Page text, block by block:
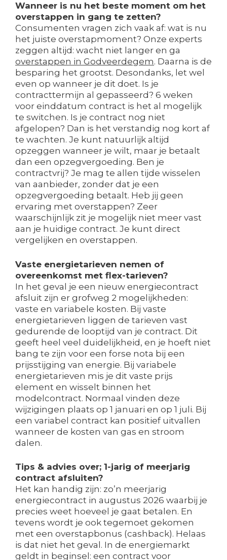
Wanneer is nu het beste moment om het
overstappen in gang te zetten?
Consumenten vragen zich vaak af: wat is nu
het juiste overstapmoment? Onze experts
zeggen altijd: wacht niet langer en ga
overstappen in Godveerdegem. Daarna is de
besparing het grootst. Desondanks, let wel
even op wanneer je dit doet. Is je
contracttermijn al gepasseerd? 6 weken
voor einddatum contract is het al mogelijk
te switchen. Is je contract nog niet
afgelopen? Dan is het verstandig nog kort af
te wachten. Je kunt natuurlijk altijd
opzeggen wanneer je wilt, maar je betaalt
dan een opzegvergoeding. Ben je
contractvrij? Je mag te allen tijde wisselen
van aanbieder, zonder dat je een
opzegvergoeding betaalt. Heb jij geen
ervaring met overstappen? Zeer
waarschijnlijk zit je mogelijk niet meer vast
aan je huidige contract. Je kunt direct
vergelijken en overstappen.
Vaste energietarieven nemen of
overeenkomst met flex-tarieven?
In het geval je een nieuw energiecontract
afsluit zijn er grofweg 2 mogelijkheden:
vaste en variabele kosten. Bij vaste
energietarieven liggen de tarieven vast
gedurende de looptijd van je contract. Dit
geeft heel veel duidelijkheid, en je hoeft niet
bang te zijn voor een forse nota bij een
prijsstijging van energie. Bij variabele
energietarieven mis je dit vaste prijs
element en wisselt binnen het
modelcontract. Normaal vinden deze
wijzigingen plaats op 1 januari en op 1 juli. Bij
een variabel contract kan positief uitvallen
wanneer de kosten van gas en stroom
dalen.
Tips & advies over; 1-jarig of meerjarig
contract afsluiten?
Het kan handig zijn: zo’n meerjarig
energiecontract in augustus 2026 waarbij je
precies weet hoeveel je gaat betalen. En
tevens wordt je ook tegemoet gekomen
met een overstapbonus (cashback). Helaas
is dat niet het geval. In de energiemarkt
geldt in beginsel: een contract voor